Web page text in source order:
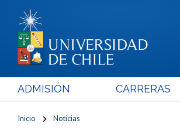
ADMISIÓN CARRERAS
Inicio Noticias